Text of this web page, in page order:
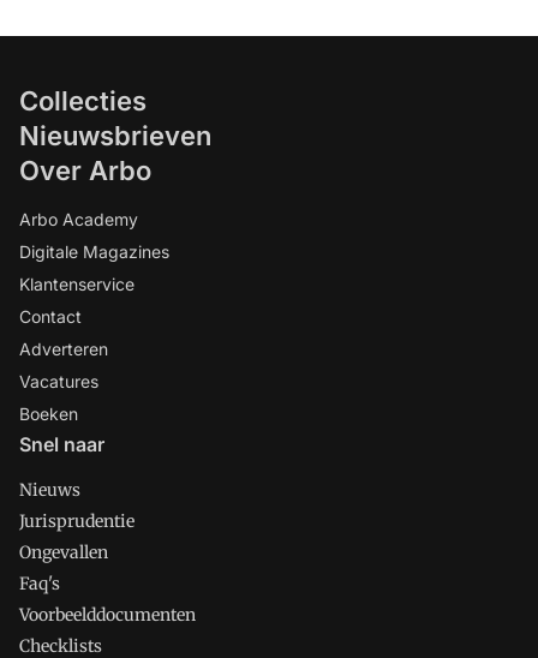
Collecties
Nieuwsbrieven
Over Arbo
Arbo Academy
Digitale Magazines
Klantenservice
Contact
Adverteren
Vacatures
Boeken
Snel naar
Nieuws
Jurisprudentie
Ongevallen
Faq's
Voorbeelddocumenten
Checklists